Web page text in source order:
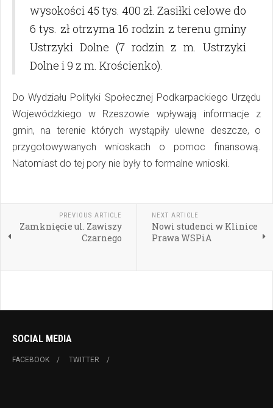
wysokości 45 tys. 400 zł. Zasiłki celowe do
6 tys. zł otrzyma 16 rodzin z terenu gminy
Ustrzyki Dolne (7 rodzin z m. Ustrzyki
Dolne i 9 z m. Krościenko).
Do Wydziału Polityki Społecznej Podkarpackiego Urzędu
Wojewódzkiego w Rzeszowie wpływają informacje z
gmin, na terenie których wystąpiły ulewne deszcze, o
przygotowywanych wnioskach o pomoc finansową.
Natomiast do tej pory nie były to formalne wnioski.
PREVIOUS ARTICLE
Zamknięcie ul. Zawiszy
Czarnego
NEXT ARTICLE
Nowi studenci w Klinice
Prawa WSPiA
SOCIAL MEDIA
FACEBOOK TWITTER